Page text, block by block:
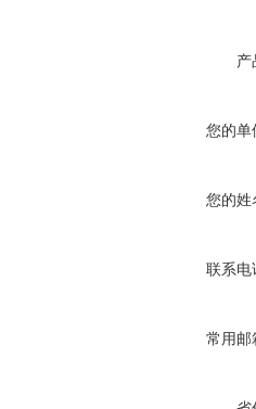
产
您的单
您的姓
联系电
常用邮